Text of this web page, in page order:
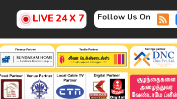
LIVE 24 X 7 Follow Us On